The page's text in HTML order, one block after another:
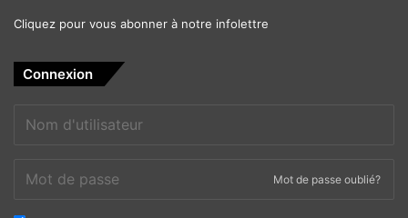
Cliquez pour vous abonner à notre infolettre
Connexion
Mot de passe oublié?